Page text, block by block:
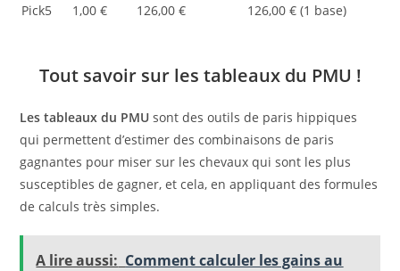
Pick5
1,00 € 126,00 € 126,00 € (1 base)
Tout savoir sur les tableaux du PMU !
Les tableaux du PMU sont des outils de paris hippiques
qui permettent d’estimer des combinaisons de paris
gagnantes pour miser sur les chevaux qui sont les plus
susceptibles de gagner, et cela, en appliquant des formules
de calculs très simples.
A lire aussi: Comment calculer les gains au